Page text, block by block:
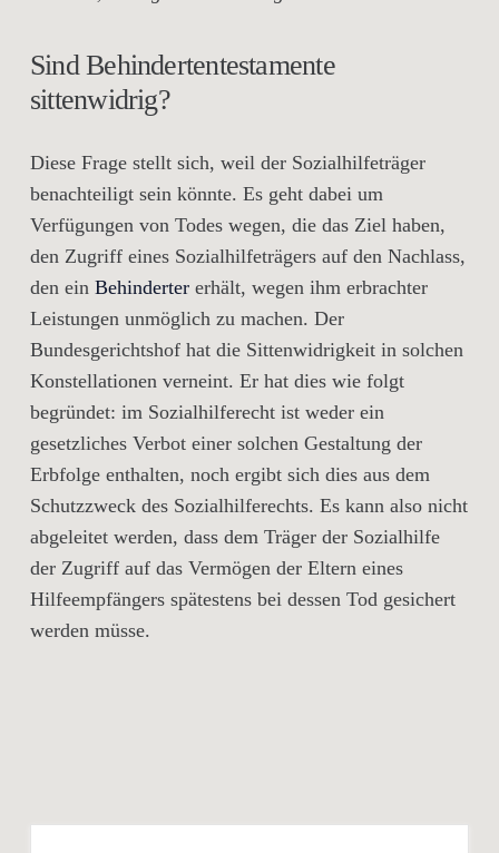
Sind Behindertentestamente
sittenwidrig?
Diese Frage stellt sich, weil der Sozialhilfeträger
benachteiligt sein könnte. Es geht dabei um
Verfügungen von Todes wegen, die das Ziel haben,
den Zugriff eines Sozialhilfeträgers auf den Nachlass,
den ein Behinderter erhält, wegen ihm erbrachter
Leistungen unmöglich zu machen. Der
Bundesgerichtshof hat die Sittenwidrigkeit in solchen
Konstellationen verneint. Er hat dies wie folgt
begründet: im Sozialhilferecht ist weder ein
gesetzliches Verbot einer solchen Gestaltung der
Erbfolge enthalten, noch ergibt sich dies aus dem
Schutzzweck des Sozialhilferechts. Es kann also nicht
abgeleitet werden, dass dem Träger der Sozialhilfe
der Zugriff auf das Vermögen der Eltern eines
Hilfeempfängers spätestens bei dessen Tod gesichert
werden müsse.